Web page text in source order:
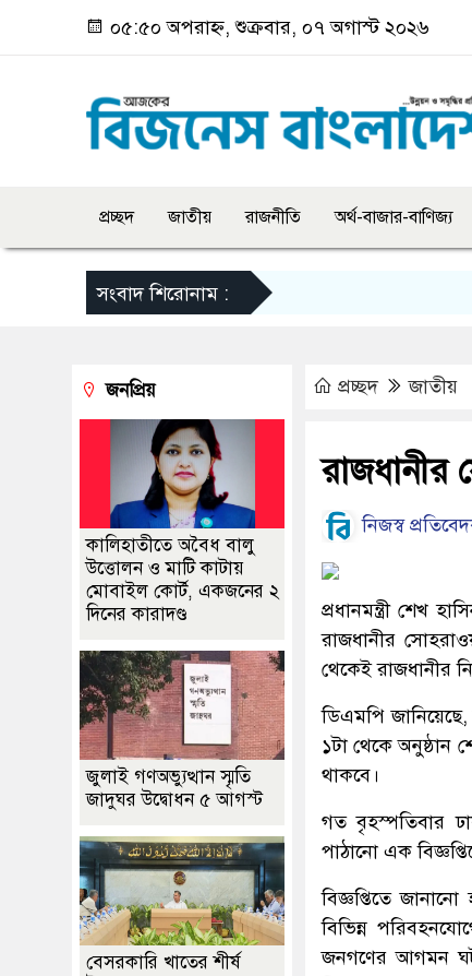
০৫:৫০ অপরাহ্ন, শুক্রবার, ০৭ অগাস্ট ২০২৬
প্রচ্ছদ জাতীয় রাজনীতি অর্থ-বাজার-বাণিজ্য
সংবাদ শিরোনাম :
প্রচ্ছদ জাতীয়
নিজস্ব
প্রধানমন্ত্রী শেখ
রাজধানীর
থেকেই রাজধানীর
ডিএমপি জানিয়েছে,
১টা থেকে অনুষ্ঠান
থাকবে।
গত বৃহস্পতিবার
পাঠানো এক
বিজ্ঞপ্তিতে
বিভিন্ন
জনগণের আগমন
জনপ্রিয়
কালিহাতীতে অবৈধ বালু
উত্তোলন ও মাটি কাটায়
মোবাইল কোর্ট, একজনের ২
দিনের কারাদণ্ড
জুলাই গণঅভ্যুত্থান স্মৃতি
জাদুঘর উদ্বোধন ৫ আগস্ট
বেসরকারি খাতের শীর্ষ